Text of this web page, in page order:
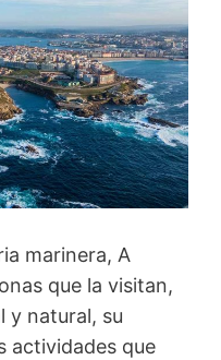
marinera, A
que la visitan,
y natural, su
actividades que